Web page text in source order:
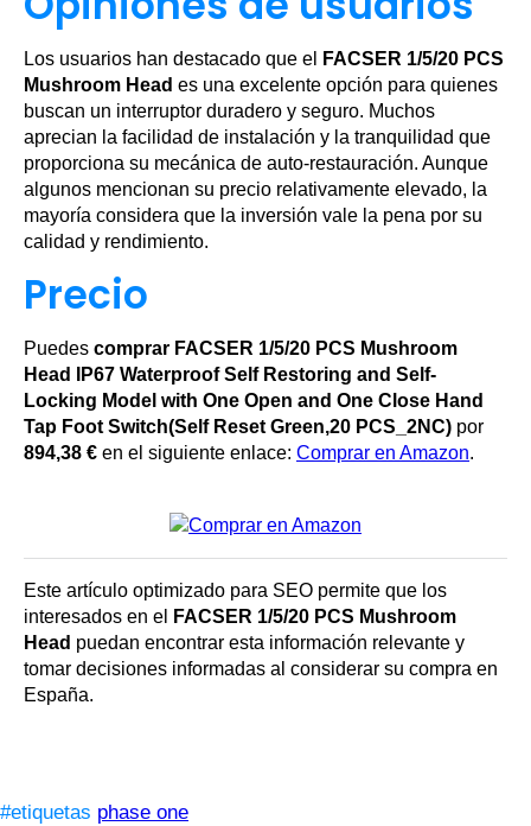
Los usuarios han destacado que el
FACSER 1/5/20 PCS
Mushroom Head es una excelente opción para quienes
buscan un interruptor duradero y seguro. Muchos
aprecian la facilidad de instalación y la tranquilidad que
proporciona su mecánica de auto-restauración. Aunque
algunos mencionan su precio relativamente elevado, la
mayoría considera que la inversión vale la pena por su
calidad y rendimiento.
Precio
Puedes comprar FACSER 1/5/20 PCS Mushroom
Head IP67 Waterproof Self Restoring and Self-
Locking Model with One Open and One Close Hand
Tap Foot Switch(Self Reset Green,20 PCS_2NC) por
894,38 € en el siguiente enlace: Comprar en Amazon.
Este artículo optimizado para SEO permite que los
interesados en el
FACSER 1/5/20 PCS Mushroom
Head puedan encontrar esta información relevante y
tomar decisiones informadas al considerar su compra en
España.
#etiquetas phase one